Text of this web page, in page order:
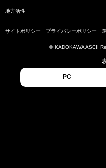
地方活性
サイトポリシー プライバシーポリシー
© KADOKAWA ASCII
PC